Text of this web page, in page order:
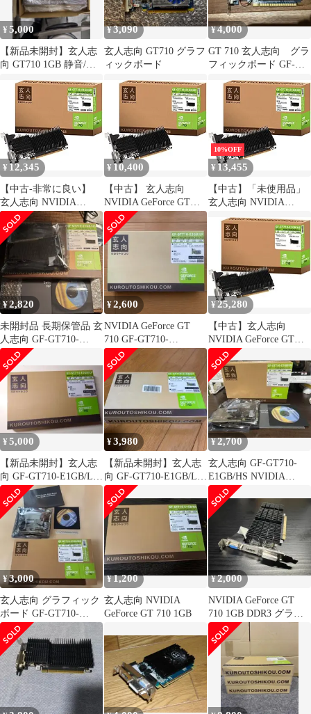
¥5,000
【新品未開封】玄人志
向 GT710 1GB 静音/多
画面/株デイトレ/自作
¥3,090
玄人志向 GT710 グラフ
ィックボード
¥4,000
GT 710 玄人志向 グラ
フィックボード GF-
GT710-E1GB/LP
¥ 12,345
【中古-非常に良い】
玄人志向 NVIDIA
GeForce GT 710 グラフ
ィックボード 1GB GF-
GT710-E1GB/HS
¥ 10,400
【中古】 玄人志向
NVIDIA GeForce GT
710 グラフィックボー
ド 1GB GF-GT710-
E1GB/HS
10%OFF
¥ 13,455
【中古】「未使用品」
玄人志向 NVIDIA
GeForce GT 710 搭載 グ
ラフィックボード 1GB
GF-GT710-E1GB/HS
¥2,820
未開封品 長期保管品 玄
人志向 GF-GT710-
E1GB/HS ファンレス
¥2,600
NVIDIA GeForce GT
710 GF-GT710-
E2GB/LP
¥ 25,280
【中古】玄人志向
NVIDIA GeForce GT
710 搭載 グラフィック
ボード 2GB ヒートシン
ク GF-GT710-E2GB/HS
¥5,000
【新品未開封】玄人志
向 GF-GT710-E1GB/LP
グラフィックボード
¥3,980
【新品未開封】玄人志
向 GF-GT710-E1GB/LP
グラフィックボード
¥2,700
玄人志向 GF-GT710-
E1GB/HS NVIDIA
GEFORCE
¥3,000
玄人志向 グラフィック
ボード GF-GT710-
E1GB/HS
¥1,200
玄人志向 NVIDIA
GeForce GT 710 1GB
¥2,000
NVIDIA GeForce GT
710 1GB DDR3 グラフ
ィックボード